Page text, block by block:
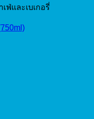
ฟ่และเบเกอรี่